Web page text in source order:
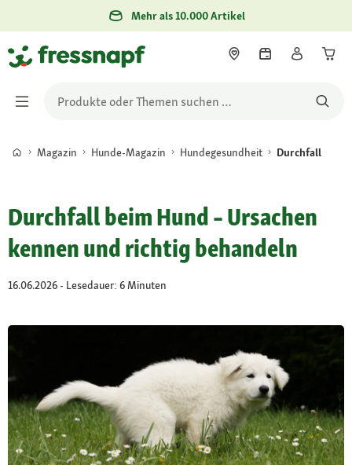
Mehr als 10.000 Artikel
Magazin Hunde-Magazin Hundegesundheit Durchfall
Durchfall beim Hund – Ursachen
kennen und richtig behandeln
16.06.2026 - Lesedauer: 6 Minuten